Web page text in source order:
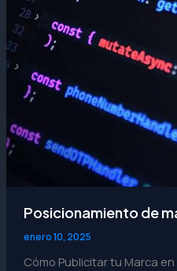
Posicionamiento de
enero 10, 2025
Cómo Publicitar tu Marca